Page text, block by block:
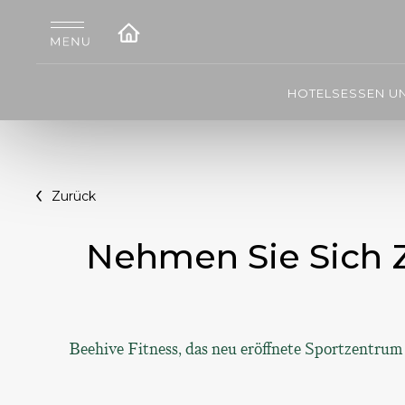
HOTELSESSEN
Zurück
Nehmen Sie Sich
Beehive Fitness, das neu eröffnete